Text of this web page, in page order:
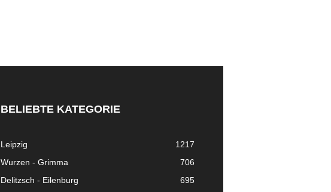
BELIEBTE KATEGORIE
Leipzig
1217
Wurzen - Grimma
706
Delitzsch - Eilenburg
695